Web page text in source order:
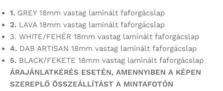
1. GREY 18mm vastag laminált faforgácslap
2. LAVA 18mm vastag laminált faforgácslap
3. WHITE/FEHÉR 18mm vastag laminált faforgácslap
4. DAB ARTISAN 18mm vastag laminált faforgácslap
5. BLACK/FEKETE 18mm vastag laminált faforgácslap
ÁRAJÁNLATKÉRÉS ESETÉN, AMENNYIBEN A KÉPEN
SZEREPLŐ ÖSSZEÁLLÍTÁST A MINTAFOTÓN